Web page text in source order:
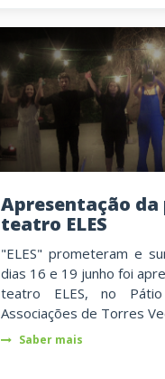
Apresentação da peça de
teatro ELES
"ELES" prometeram e
dias 16 e 19 junho foi
teatro ELES, no
Associações de Torres
Saber mais